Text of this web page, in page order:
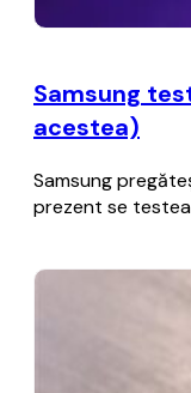
Samsung
acestea)
Samsung
prezent se